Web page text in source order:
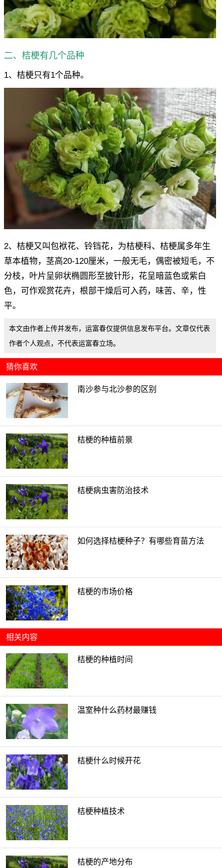
二、桔梗有几个品种
1、桔梗只有1个品种。
2、桔梗又叫包袱花、铃铛花，为桔梗科、桔梗属多年生
草本植物，茎高20-120厘米，一般无毛，偶密被短毛，不
分枝，叶片呈卵状椭圆形至披针形，花呈暗蓝色或紫白
色，可作观赏花卉，根部干燥后可入药，味苦、辛，性
平。
本文由作者上传并发布，运富春仅提供信息发布平台。文章仅代表
作者个人观点，不代表运富春立场。
猜你喜欢
南沙参与北沙参的区别
桔梗的种植前景
桔梗病虫害防治技术
如何选择桔梗种子？有哪些育苗方法
桔梗的市场价格
相关内容
桔梗的种植时间
温室种什么药材最赚钱
桔梗什么时候开花
桔梗种植技术
桔梗的产地分布